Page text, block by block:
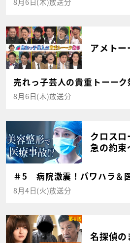
アメトー
売れっ子芸人の貴重トーー
8月6日(木)放送分
クロス
急の約束
＃5 病院激震！パワハラ＆
8月4日(火)放送分
名探偵の